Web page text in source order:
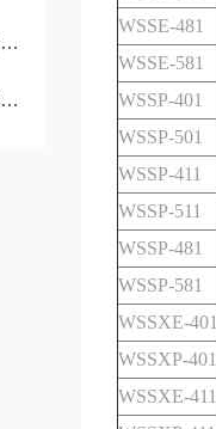
WSSE-481
WSSE-581
WSSP-401
WSSP-501
WSSP-411
WSSP-511
WSSP-481
WSSP-581
WSSXE-401
WSSXP-401
WSSXE-411